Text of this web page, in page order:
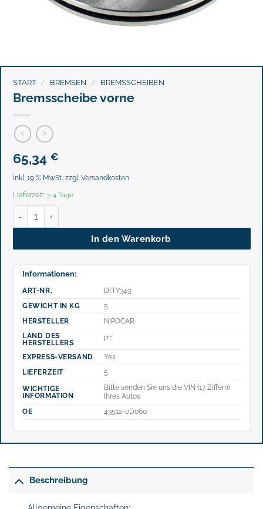
START / BREMSEN / BREMSSCHEIBEN
Bremsscheibe vorne
65,34 €
inkl. 19 % MwSt. zzgl. Versandkosten
Lieferzeit: 3-4 Tage
In den Warenkorb
Informationen:
ART-NR.
DI.TY349
GEWICHT IN KG
5
HERSTELLER
NIPOCAR
LAND DES
HERSTELLERS
PT
EXPRESS-VERSAND
Yes
LIEFERZEIT
5
WICHTIGE
INFORMATION
Bitte senden Sie uns die VIN (17 Ziffern)
Ihres Autos
OE
43512-0D060
Beschreibung